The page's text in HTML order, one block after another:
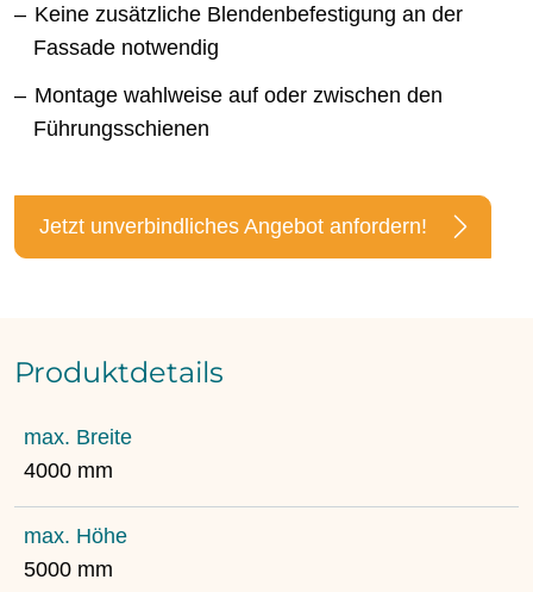
Keine zusätzliche Blendenbefestigung an der
Fassade notwendig
Montage wahlweise auf oder zwischen den
Führungsschienen
Jetzt unverbindliches Angebot anfordern!
Produktdetails
max. Breite
4000 mm
max. Höhe
5000 mm